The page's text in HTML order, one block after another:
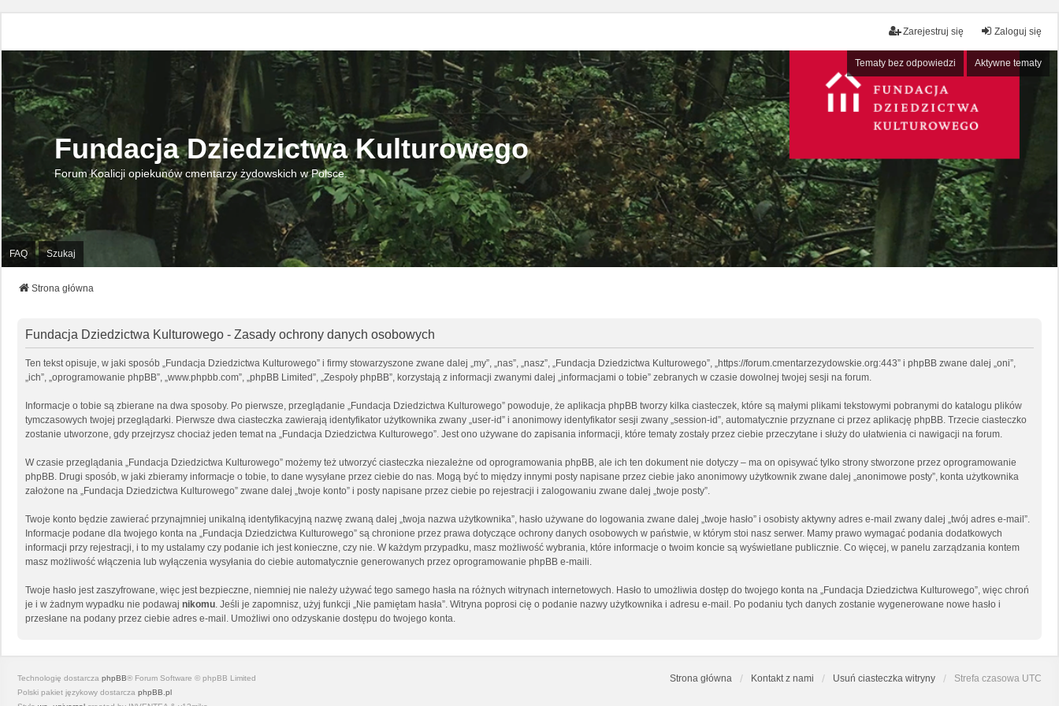
Zaloguj się
Zarejestruj się
Tematy bez odpowiedzi Aktywne tematy
Fundacja Dziedzictwa Kulturowego
Forum Koalicji opiekunów cmentarzy żydowskich w Polsce.
FAQ Szukaj
Strona główna
Fundacja Dziedzictwa Kulturowego - Zasady ochrony danych osobowych
Ten tekst opisuje, w jaki sposób „Fundacja Dziedzictwa Kulturowego” i firmy stowarzyszone zwane dalej „my”, „nas”, „nasz”, „Fundacja Dziedzictwa Kulturowego”, „https://forum.cmentarzezydowskie.org:443” i phpBB zwane dalej „oni”,
„ich”, „oprogramowanie phpBB”, „www.phpbb.com”, „phpBB Limited”, „Zespoły phpBB”, korzystają z informacji zwanymi dalej „informacjami o tobie” zebranych w czasie dowolnej twojej sesji na forum.
Informacje o tobie są zbierane na dwa sposoby. Po pierwsze, przeglądanie „Fundacja Dziedzictwa Kulturowego” powoduje, że aplikacja phpBB tworzy kilka ciasteczek, które są małymi plikami tekstowymi pobranymi do katalogu plików
tymczasowych twojej przeglądarki. Pierwsze dwa ciasteczka zawierają identyfikator użytkownika zwany „user-id” i anonimowy identyfikator sesji zwany „session-id”, automatycznie przyznane ci przez aplikację phpBB. Trzecie ciasteczko
zostanie utworzone, gdy przejrzysz chociaż jeden temat na „Fundacja Dziedzictwa Kulturowego”. Jest ono używane do zapisania informacji, które tematy zostały przez ciebie przeczytane i służy do ułatwienia ci nawigacji na forum.
W czasie przeglądania „Fundacja Dziedzictwa Kulturowego” możemy też utworzyć ciasteczka niezależne od oprogramowania phpBB, ale ich ten dokument nie dotyczy – ma on opisywać tylko strony stworzone przez oprogramowanie
phpBB. Drugi sposób, w jaki zbieramy informacje o tobie, to dane wysyłane przez ciebie do nas. Mogą być to między innymi posty napisane przez ciebie jako anonimowy użytkownik zwane dalej „anonimowe posty”, konta użytkownika
założone na „Fundacja Dziedzictwa Kulturowego” zwane dalej „twoje konto” i posty napisane przez ciebie po rejestracji i zalogowaniu zwane dalej „twoje posty”.
Twoje konto będzie zawierać przynajmniej unikalną identyfikacyjną nazwę zwaną dalej „twoja nazwa użytkownika”, hasło używane do logowania zwane dalej „twoje hasło” i osobisty aktywny adres e-mail zwany dalej „twój adres e-mail”.
Informacje podane dla twojego konta na „Fundacja Dziedzictwa Kulturowego” są chronione przez prawa dotyczące ochrony danych osobowych w państwie, w którym stoi nasz serwer. Mamy prawo wymagać podania dodatkowych
informacji przy rejestracji, i to my ustalamy czy podanie ich jest konieczne, czy nie. W każdym przypadku, masz możliwość wybrania, które informacje o twoim koncie są wyświetlane publicznie. Co więcej, w panelu zarządzania kontem
masz możliwość włączenia lub wyłączenia wysyłania do ciebie automatycznie generowanych przez oprogramowanie phpBB e-maili.
Twoje hasło jest zaszyfrowane, więc jest bezpieczne, niemniej nie należy używać tego samego hasła na różnych witrynach internetowych. Hasło to umożliwia dostęp do twojego konta na „Fundacja Dziedzictwa Kulturowego”, więc chroń
je i w żadnym wypadku nie podawaj nikomu. Jeśli je zapomnisz, użyj funkcji „Nie pamiętam hasła”. Witryna poprosi cię o podanie nazwy użytkownika i adresu e-mail. Po podaniu tych danych zostanie wygenerowane nowe hasło i
przesłane na podany przez ciebie adres e-mail. Umożliwi ono odzyskanie dostępu do twojego konta.
Strona główna Kontakt z nami Usuń ciasteczka witryny Strefa czasowa UTC
Technologię dostarcza phpBB® Forum Software © phpBB Limited
Polski pakiet językowy dostarcza phpBB.pl